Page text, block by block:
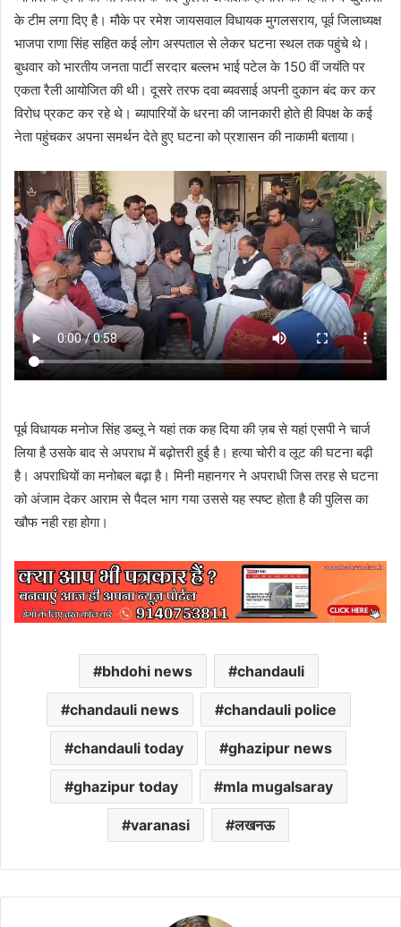
के टीम लगा दिए है। मौके पर रमेश जायसवाल विधायक मुगलसराय, पूर्व जिलाध्यक्ष
भाजपा राणा सिंह सहित कई लोग अस्पताल से लेकर घटना स्थल तक पहुंचे थे।
बुधवार को भारतीय जनता पार्टी सरदार बल्लभ भाई पटेल के 150 वीं जयंति पर
एकता रैली आयोजित की थी। दूसरे तरफ दवा ब्यवसाई अपनी दुकान बंद कर कर
विरोध प्रकट कर रहे थे। ब्यापारियों के धरना की जानकारी होते ही विपक्ष के कई
नेता पहुंचकर अपना समर्थन देते हुए घटना को प्रशासन की नाकामी बताया।
पूर्ब विधायक मनोज सिंह डब्लू ने यहां तक कह दिया की ज़ब से यहां एसपी ने चार्ज
लिया है उसके बाद से अपराध में बढ़ोत्तरी हुई है। हत्या चोरी व लूट की घटना बढ़ी
है। अपराधियों का मनोबल बढ़ा है। मिनी महानगर ने अपराधी जिस तरह से घटना
को अंजाम देकर आराम से पैदल भाग गया उससे यह स्पष्ट होता है की पुलिस का
खौफ नही रहा होगा।
bhdohi news chandauli
chandauli news chandauli police
chandauli today ghazipur news
ghazipur today mla mugalsaray
varanasi लखनऊ